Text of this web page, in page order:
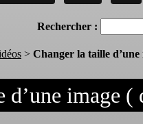
Rechercher :
> Changer la taille
d’une image